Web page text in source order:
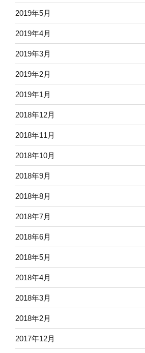
2019年5月
2019年4月
2019年3月
2019年2月
2019年1月
2018年12月
2018年11月
2018年10月
2018年9月
2018年8月
2018年7月
2018年6月
2018年5月
2018年4月
2018年3月
2018年2月
2017年12月